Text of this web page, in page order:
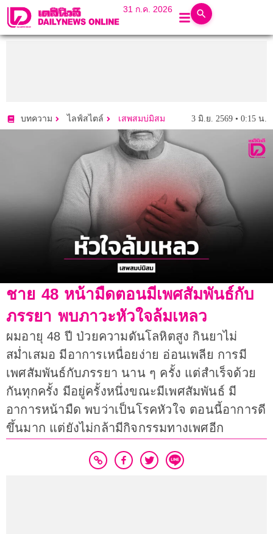
31 ก.ค. 2026
บทความ ไลฟ์สไตล์ เสพสมบ่มิสม 3 มิ.ย. 2569 • 0:15 น.
ชาย 48 หน้ามืดตอนมีเพศสัมพันธ์กับ
ภรรยา พบภาวะหัวใจล้มเหลว
ผมอายุ 48 ปี ป่วยความดันโลหิตสูง กินยาไม่
สม่ำเสมอ มีอาการเหนื่อยง่าย อ่อนเพลีย การมี
เพศสัมพันธ์กับภรรยา นาน ๆ ครั้ง แต่สำเร็จด้วย
กันทุกครั้ง มีอยู่ครั้งหนึ่งขณะมีเพศสัมพันธ์ มี
อาการหน้ามืด พบว่าเป็นโรคหัวใจ ตอนนี้อาการดี
ขึ้นมาก แต่ยังไม่กล้ามีกิจกรรมทางเพศอีก